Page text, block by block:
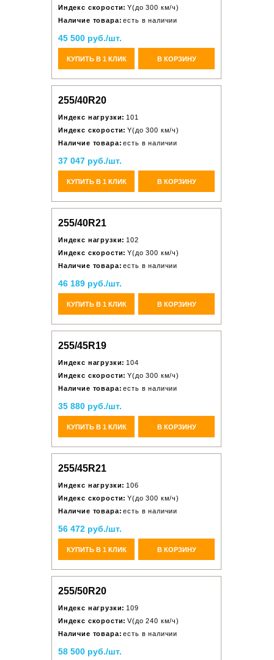
Индекс скорости: Y(до 300 км/ч)
Наличие товара: есть в наличии
45 500 руб./шт.
КУПИТЬ В 1 КЛИК В КОРЗИНУ
255/40R20
Индекс нагрузки: 101
Индекс скорости: Y(до 300 км/ч)
Наличие товара: есть в наличии
37 047 руб./шт.
КУПИТЬ В 1 КЛИК В КОРЗИНУ
255/40R21
Индекс нагрузки: 102
Индекс скорости: Y(до 300 км/ч)
Наличие товара: есть в наличии
46 189 руб./шт.
КУПИТЬ В 1 КЛИК В КОРЗИНУ
255/45R19
Индекс нагрузки: 104
Индекс скорости: Y(до 300 км/ч)
Наличие товара: есть в наличии
35 880 руб./шт.
КУПИТЬ В 1 КЛИК В КОРЗИНУ
255/45R21
Индекс нагрузки: 106
Индекс скорости: Y(до 300 км/ч)
Наличие товара: есть в наличии
56 472 руб./шт.
КУПИТЬ В 1 КЛИК В КОРЗИНУ
255/50R20
Индекс нагрузки: 109
Индекс скорости: V(до 240 км/ч)
Наличие товара: есть в наличии
58 500 руб./шт.